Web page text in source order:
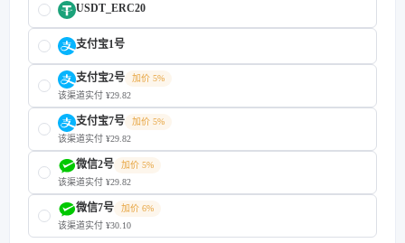
USDT_ERC20
支付宝1号
支付宝2号
加价 5%
该渠道实付 ¥29.82
支付宝7号
加价 5%
该渠道实付 ¥29.82
微信2号
加价 5%
该渠道实付 ¥29.82
微信7号
加价 6%
该渠道实付 ¥30.10